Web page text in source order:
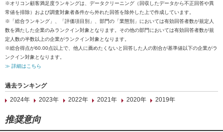
※オリコン顧客満足度ランキングは、データクリーニング（回収したデータから不正回答や異
常値を排除）および調査対象者条件から外れた回答を除外した上で作成しています。
※「総合ランキング」、「評価項目別」、部門の「業態別」においては有効回答者数が規定人
数を満たした企業のみランクイン対象となります。その他の部門においては有効回答者数が規
定人数の半数以上の企業がランクイン対象となります。
※総合得点が60.00点以上で、他人に薦めたくないと回答した人の割合が基準値以下の企業がラ
ンクイン対象となります。
≫ 詳細はこちら
過去ランキング
2024年
2023年 2022年 2021年 2020年 2019年
推奨意向